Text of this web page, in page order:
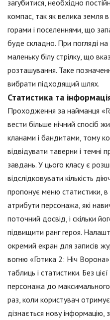
загубитися, необхідно
компас, так як велика земля в
горами і поселеннями, що
буде складно. При погляді
маленьку білу стрілку, що
розташування. Таке
вибрати підходящий шлях.
Статистика та
Проходження за найманця
вести більше нічний спосіб
кланами і бандитами, тому
відвідувати таверни і
завдань. У цього класу є
відслідковувати кількість
пропонує меню статистики,
атрибути персонажа, які
поточний досвід, і скільки
підвищити ранг героя.
окремий екран для записів
вогню «Готика 2: Ніч
таблиць і статистики. Без
персонажа до
раз, коли користувач
дізнається нову